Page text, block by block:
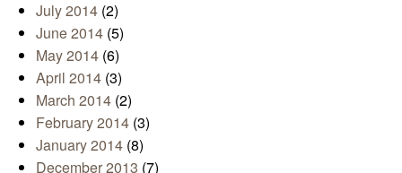
July 2014 (2)
June 2014 (5)
May 2014 (6)
April 2014 (3)
March 2014 (2)
February 2014 (3)
January 2014 (8)
December 2013 (7)